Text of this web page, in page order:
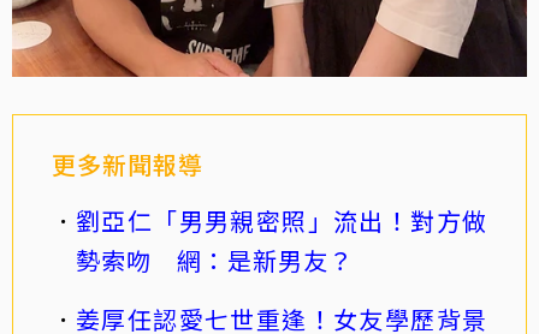
更多新聞報導
劉亞仁「男男親密照」流出！對方做
勢索吻 網：是新男友？
姜厚任認愛七世重逢！女友學歷背景